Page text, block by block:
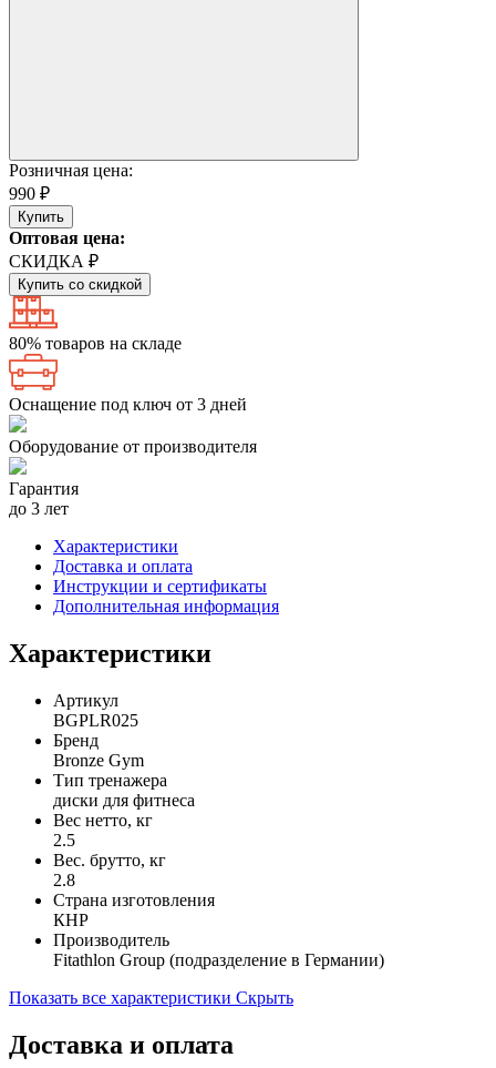
Розничная цена:
990 ₽
Купить
Оптовая цена:
СКИДКА ₽
Купить со скидкой
80% товаров на складе
Оснащение под ключ от 3 дней
Оборудование от производителя
Гарантия
до 3 лет
Характеристики
Доставка и оплата
Инструкции и сертификаты
Дополнительная информация
Характеристики
Артикул
BGPLR025
Бренд
Bronze Gym
Тип тренажера
диски для фитнеса
Вес нетто, кг
2.5
Вес. брутто, кг
2.8
Страна изготовления
КНР
Производитель
Fitathlon Group (подразделение в Германии)
Показать все характеристики Скрыть
Доставка и оплата